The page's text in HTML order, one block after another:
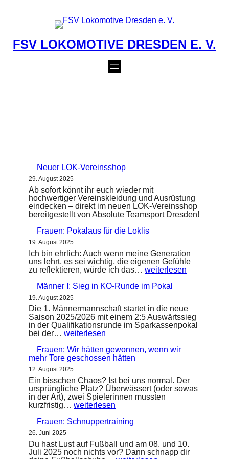
FSV LOKOMOTIVE DRESDEN E. V.
Neuer LOK-Vereinsshop
29. August 2025
Ab sofort könnt ihr euch wieder mit
hochwertiger Vereinskleidung und Ausrüstung
eindecken – direkt im neuen LOK-Vereinsshop
bereitgestellt von Absolute Teamsport Dresden!
Frauen: Pokalaus für die Loklis
19. August 2025
Ich bin ehrlich: Auch wenn meine Generation
uns lehrt, es sei wichtig, die eigenen Gefühle
zu reflektieren, würde ich das… Frauen:
für
weiterlesen
Männer I: Sieg in KO-Runde im Pokal
19. August 2025
Die 1. Männermannschaft startet in die neue
Saison 2025/2026 mit einem 2:5 Auswärtssieg
in der Qualifikationsrunde im Sparkassenpokal
bei der… Männer
Sieg
in
KO-
Runde
im
Pokal
weiterlesen
Frauen: Wir hätten gewonnen, wenn wir
mehr Tore geschossen hätten
12. August 2025
Ein bisschen Chaos? Ist bei uns normal. Der
ursprüngliche Platz? Überwässert (oder sowas
in der Art), zwei Spielerinnen mussten
kurzfristig… Frauen:
hätten
wir
mehr
weiterlesen
Frauen: Schnuppertraining
26. Juni 2025
Du hast Lust auf Fußball und am 08. und 10.
Juli 2025 noch nichts vor? Dann schnapp dir